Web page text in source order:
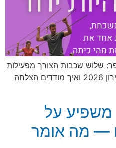
שלוש שכבות הצורך מפעילות
ODT, איך לבחור ספק נכון, מחירון 2026 ואיך מודדים הצלחה
משפיע על
— מה אומר